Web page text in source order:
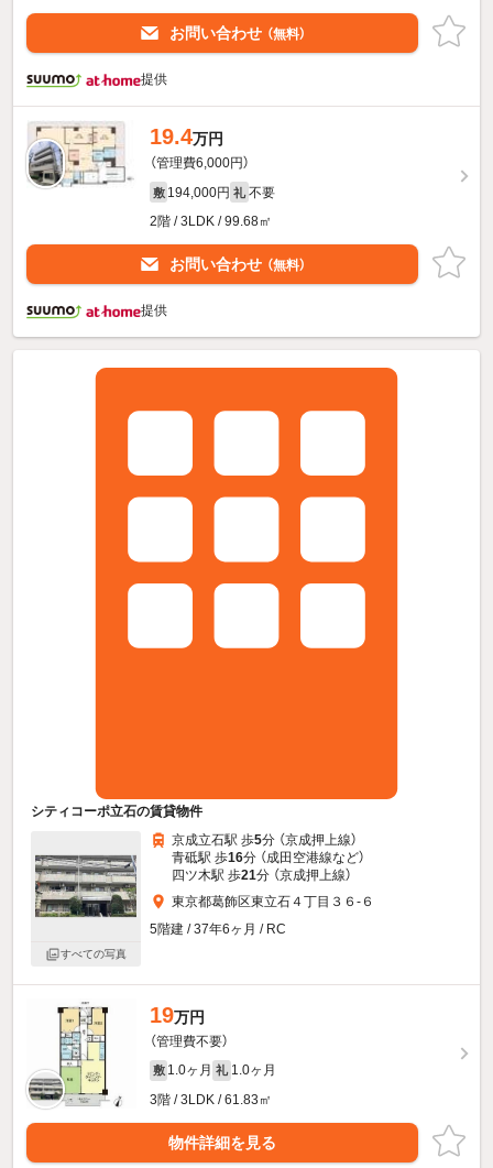
お問い合わせ （無料）
提供
19.4万円
（管理費6,000円）
敷 194,000円 礼 不要
2階 / 3LDK / 99.68㎡
お問い合わせ （無料）
提供
シティコーポ立石の賃貸物件
すべての写真
京成立石駅 歩5分 （京成押上線）
青砥駅 歩16分 （成田空港線など）
四ツ木駅 歩21分 （京成押上線）
東京都葛飾区東立石４丁目３６-６
5階建 / 37年6ヶ月 / RC
19万円
（管理費不要）
敷 1.0ヶ月 礼 1.0ヶ月
3階 / 3LDK / 61.83㎡
物件詳細を見る